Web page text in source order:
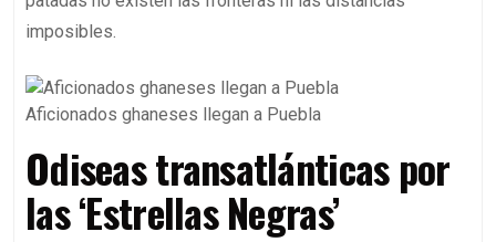
imposibles.
Aficionados ghaneses llegan a Puebla
Odiseas transatlánticas por
las ‘Estrellas Negras’